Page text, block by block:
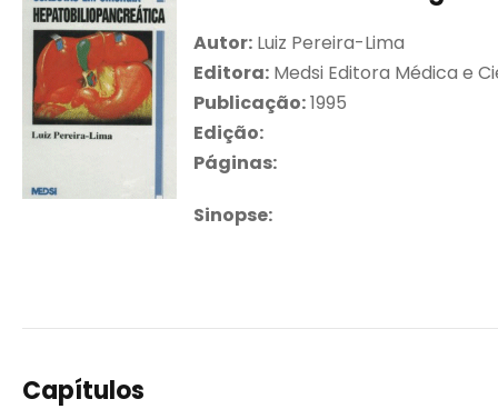
Autor: Luiz Pereira-Lima
Editora: Medsi Editora Médica e
Publicação:1995
Edição:
Páginas:
Sinopse:
Capítulos